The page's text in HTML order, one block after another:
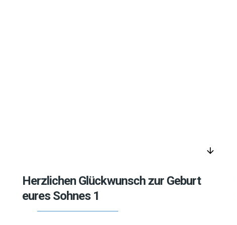
arrow_downward
Herzlichen Glückwunsch zur Geburt
eures Sohnes 1